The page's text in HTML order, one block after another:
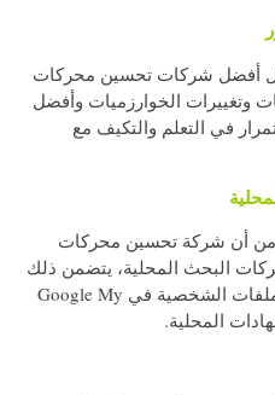
أفضل شركات تحسين محركات
وتغييرات الخوارزميات وأفضل
في التعلم والتكيف مع
من أن شركة تحسين محركات
البحث المحلية، يتضمن ذلك
تحسين البحث المحلي، وإدارة الملفات الشخصية في Google My